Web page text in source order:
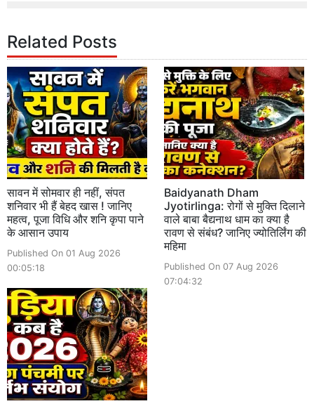
Related Posts
सावन में सोमवार ही नहीं, संपत
शनिवार भी हैं बेहद खास ! जानिए
महत्व, पूजा विधि और शनि कृपा पाने
के आसान उपाय
Published On 01 Aug 2026
00:05:18
Baidyanath Dham
Jyotirlinga: रोगों से मुक्ति दिलाने
वाले बाबा बैद्यनाथ धाम का क्या है
रावण से संबंध? जानिए ज्योतिर्लिंग की
महिमा
Published On 07 Aug 2026
07:04:32